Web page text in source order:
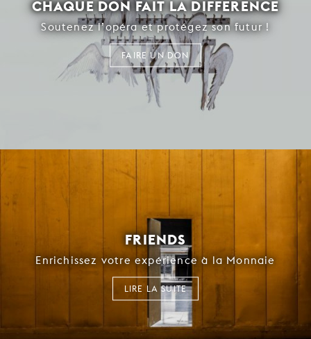
CHAQUE DON FAIT LA DIFFÉRENCE
Soutenez l’opéra et protégez son futur !
FAIRE UN DON
FRIENDS
Enrichissez votre expérience à la Monnaie
LIRE LA SUITE